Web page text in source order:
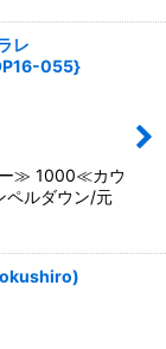
レ
055}
≫ 1000≪カウ
ルダウン/元